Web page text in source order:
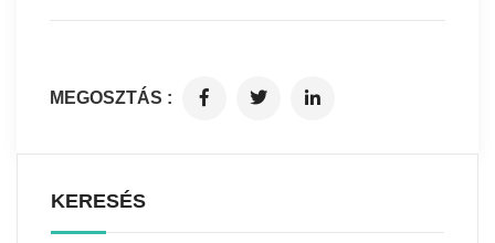
MEGOSZTÁS :
KERESÉS